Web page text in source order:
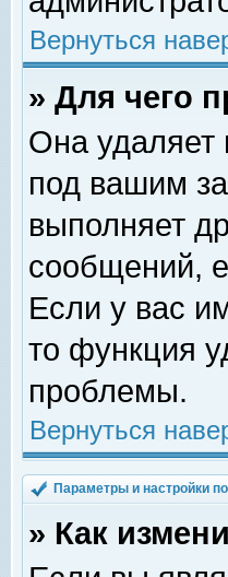
Вернуться
» Для чего
Она удаляет
под вашим
выполняет
сообщений,
Если у вас
то функция
проблемы.
Вернуться
Параметры и настройки
» Как